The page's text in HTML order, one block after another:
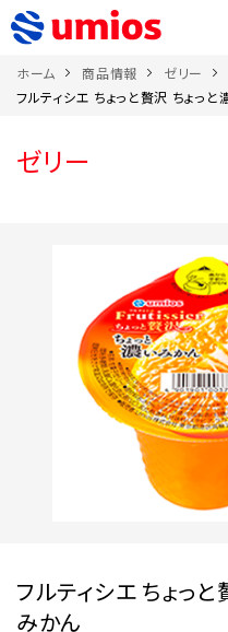
ホーム 商品情報
ゼリー
フルティシエ ちょっと贅沢 ちょっと
ゼリー
フルティシエ ちょっ
みかん